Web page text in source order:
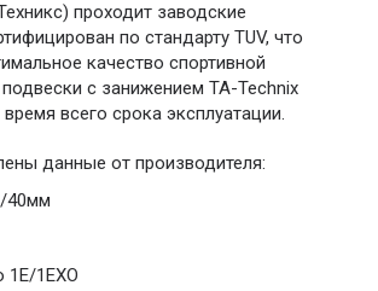
проходит заводские
по стандарту TUV, что
качество спортивной
с занижением TA-Technix
всего срока эксплуатации.
данные от производителя:
40мм
1E/1EXO